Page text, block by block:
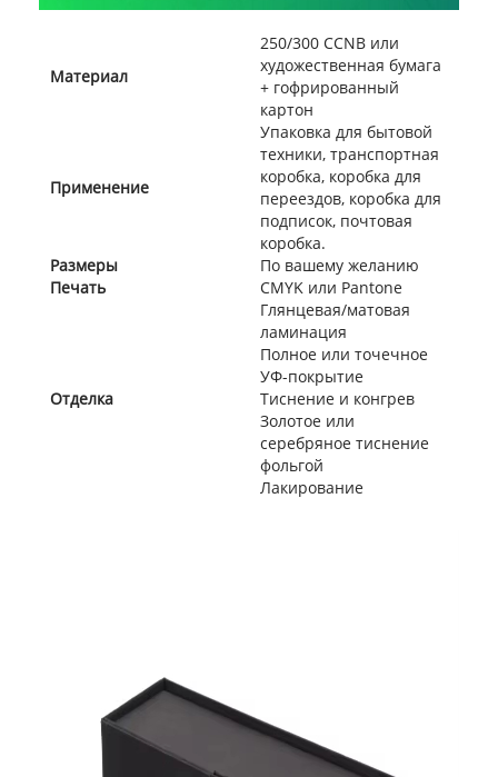
Материал
250/300 CCNB или
художественная бумага
+ гофрированный
картон
Применение
Упаковка для бытовой
техники, транспортная
коробка, коробка для
переездов, коробка для
подписок, почтовая
коробка.
Размеры
По вашему желанию
Печать
CMYK или Pantone
Отделка
Глянцевая/матовая
ламинация
Полное или точечное
УФ-покрытие
Тиснение и конгрев
Золотое или
серебряное тиснение
фольгой
Лакирование